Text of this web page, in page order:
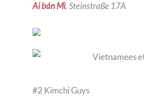
Ai bán Mì, Steinstraße 17A
#2 Kimchi Guys